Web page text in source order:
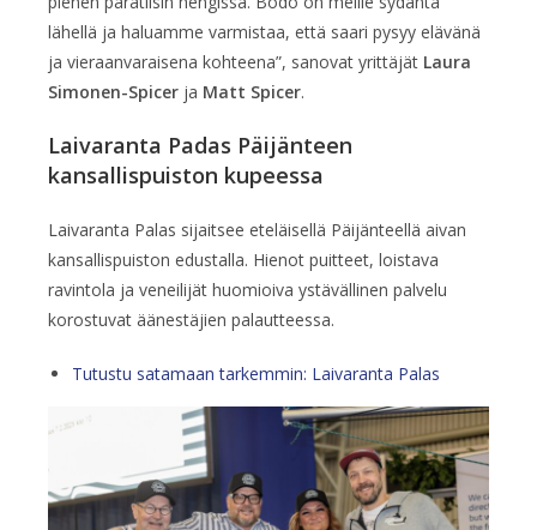
lähellä ja haluamme varmistaa, että saari pysyy elävänä
ja vieraanvaraisena kohteena”, sanovat yrittäjät Laura
Simonen-Spicer ja Matt Spicer.
Laivaranta Padas Päijänteen
kansallispuiston kupeessa
Laivaranta Palas sijaitsee eteläisellä Päijänteellä aivan
kansallispuiston edustalla. Hienot puitteet, loistava
ravintola ja veneilijät huomioiva ystävällinen palvelu
korostuvat äänestäjien palautteessa.
Tutustu satamaan tarkemmin: Laivaranta Palas